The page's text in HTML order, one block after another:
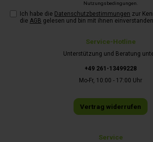
Service-Hotline
Unterstützung und Beratung
+49 261-13499228
Mo-Fr, 10:00 - 17:00 Uhr
Vertrag widerrufen
Service
Nutzungsbedingungen.
Ich habe die Datenschutzbestimmungen zur
die AGB gelesen und bin mit ihnen einverstanden.